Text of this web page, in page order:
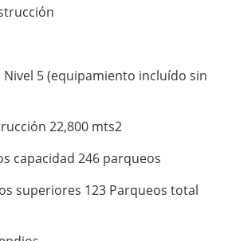
5 (equipamiento incluído sin
22,800 mts2
capacidad 246 parqueos
superiores 123 Parqueos total